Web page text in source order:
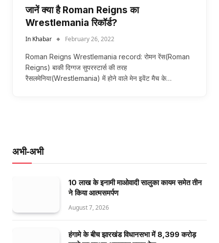
जानें क्या है Roman Reigns का
Wrestlemania रिकॉर्ड?
In Khabar February 26, 2022
Roman Reigns Wrestlemania record: रोमन रेंस(Roman
Reigns) बाकी दिग्गज सुपरस्टार्स की तरह
रैसलमेनिया(Wrestlemania) में होने वाले मेन इवेंट मैच के…
अभी-अभी
10 लाख के इनामी माओवादी सालुका कायम समेत तीन
ने किया आत्मसमर्पण
August 7, 2026
हंगामे के बीच झारखंड विधानसभा में 8,399 करोड़